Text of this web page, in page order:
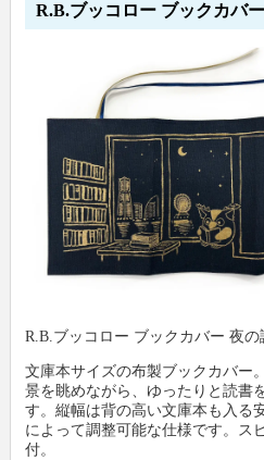
R.B.ブッコロー ブックカバ
R.B.ブッコロー ブックカバー 夜の
文庫本サイズの布製ブックカバー
景を眺めながら、ゆったりと読書
す。縦幅は背の高い文庫本も入る
によって調整可能な仕様です。ス
付。